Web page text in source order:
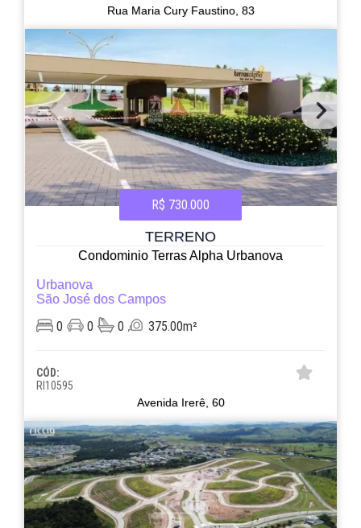
Rua Maria Cury Faustino, 83
R$ 730.000
TERRENO
Condominio Terras Alpha Urbanova
Urbanova
São José dos Campos
0 0 0 375.00m²
CÓD:
RI10595
Avenida Irerê, 60